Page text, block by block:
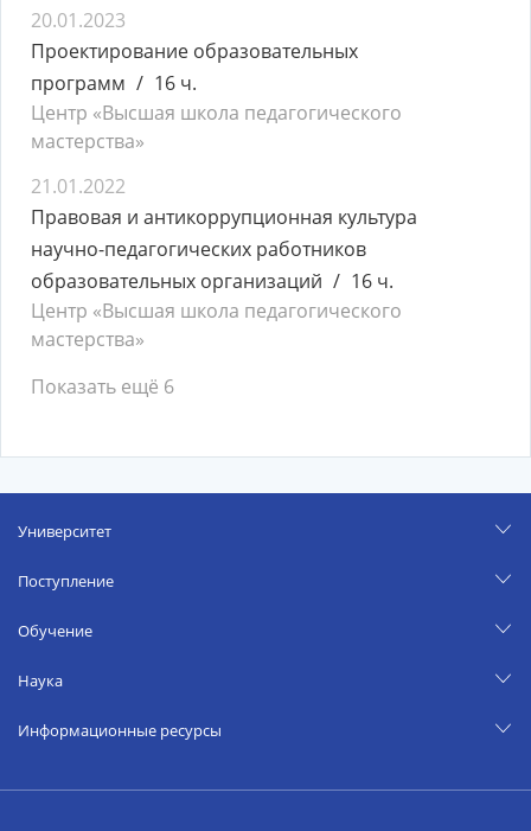
20.01.2023
Проектирование образовательных
программ
16 ч.
Центр «Высшая школа педагогического
мастерства»
21.01.2022
Правовая и антикоррупционная культура
научно-педагогических работников
образовательных организаций
16 ч.
Центр «Высшая школа педагогического
мастерства»
Показать ещё 6
Университет
Поступление
Обучение
Наука
Информационные ресурсы